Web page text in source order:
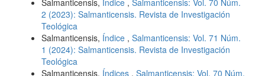
Salmanticensis, Índice , Salmanticensis: Vol. 70 Núm.
2 (2023): Salmanticensis. Revista de Investigación
Teológica
Salmanticensis, Índice , Salmanticensis: Vol. 71 Núm.
1 (2024): Salmanticensis. Revista de Investigación
Teológica
Salmanticensis, Índices , Salmanticensis: Vol. 70 Núm.